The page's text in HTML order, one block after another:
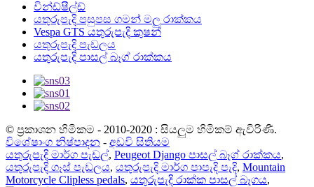
වින්ඩ්ෂීල්ඩ්
යතුරුපැදි පසුපස ගමන් මලු රාක්කය
Vespa GTS යතුරුපැදි කුෂන්
යතුරුපැදි පැඩලය
යතුරුපැදි පාසල් බෑග් රාක්කය
© ප්‍රකාශන හිමිකම - 2010-2020 : සියලුම හිමිකම් ඇවිරිණි.
විශේෂාංග නිෂ්පාදන - අඩවි සිතියම
යතුරුපැදි මාර්ග පැඩල්, Peugeot Django පාසල් බෑග් රාක්කය,
යතුරුපැදි ගෑස් පැඩලය, යතුරුපැදි මාර්ග පාපැදි පැදි, Mountain
Motorcycle Clipless pedals, යතුරුපැදි රාක්ක පාසල් බෑගය,